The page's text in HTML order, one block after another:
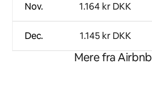
Nov.
Dec.
1.164 kr DKK
1.145 kr DKK
Mere fra Airbnb